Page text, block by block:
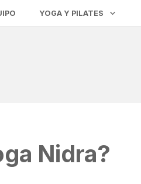
YOGA Y PILATES
Nidra?